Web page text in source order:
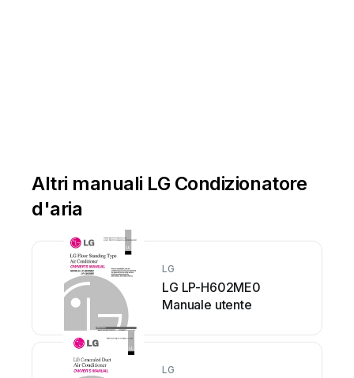
Altri manuali LG Condizionatore
d'aria
LG
LG LP-H602ME0
Manuale utente
LG